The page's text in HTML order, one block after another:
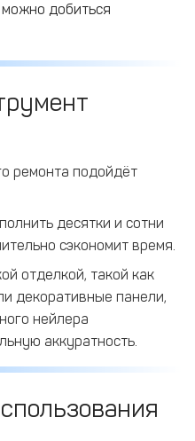
добиться
ремонта подойдёт
десятки и сотни
сэкономит время.
отделкой, такой как
декоративные панели,
нейлера
аккуратность.